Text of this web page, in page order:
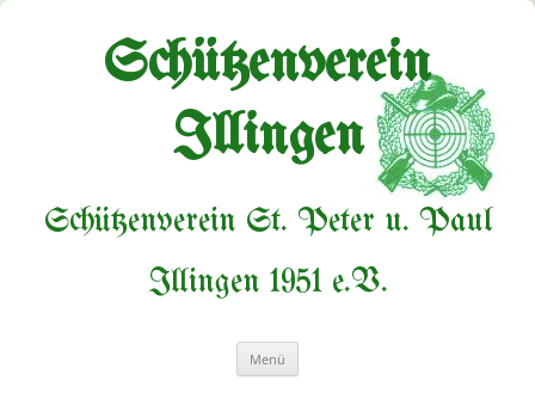
Schützenverein
Illingen
Schützenverein St. Peter u. Paul
Illingen 1951 e.V.
Menü